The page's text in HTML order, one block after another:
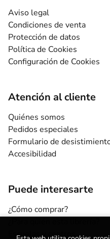
Aviso legal
Condiciones de venta
Protección de datos
Política de Cookies
Configuración de Cookies
Atención al cliente
Quiénes somos
Pedidos especiales
Formulario de
Accesibilidad
Puede interesarte
¿Cómo comprar?
Escuelas y centros